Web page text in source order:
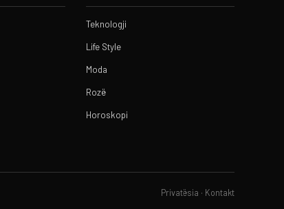
Teknologji
Life Style
Moda
Rozë
Horoskopi
Privatësia · Kontakt